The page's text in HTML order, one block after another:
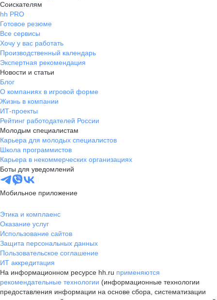
Соискателям
hh PRO
Готовое резюме
Все сервисы
Хочу у вас работать
Производственный календарь
Экспертная рекомендация
Новости и статьи
Блог
О компаниях в игровой форме
Жизнь в компании
ИТ-проекты
Рейтинг работодателей России
Молодым специалистам
Карьера для молодых специалистов
Школа программистов
Карьера в некоммерческих организациях
Боты для уведомлений
Мобильное приложение
Этика и комплаенс
Оказание услуг
Использование сайтов
Защита персональных данных
Пользовательское соглашение
ИТ аккредитация
На информационном ресурсе hh.ru применяются
рекомендательные технологии (информационные технологии
предоставления информации на основе сбора, систематизации